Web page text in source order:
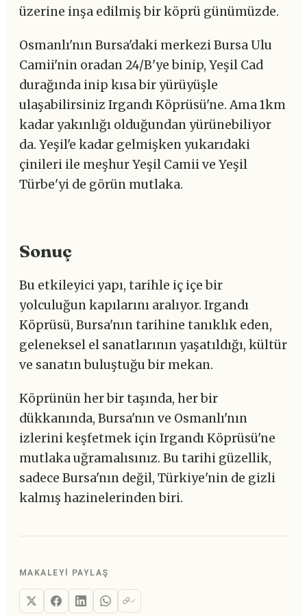
üzerine inşa edilmiş bir köprü günümüzde.
Osmanlı'nın Bursa'daki merkezi Bursa Ulu
Camii'nin oradan 24/B'ye binip, Yeşil Cad
durağında inip kısa bir yürüyüşle
ulaşabilirsiniz Irgandı Köprüsü'ne. Ama 1km
kadar yakınlığı olduğundan yürünebiliyor
da. Yeşil'e kadar gelmişken yukarıdaki
çinileri ile meşhur Yeşil Camii ve Yeşil
Türbe'yi de görün mutlaka.
Sonuç
Bu etkileyici yapı, tarihle iç içe bir
yolculuğun kapılarını aralıyor. Irgandı
Köprüsü, Bursa'nın tarihine tanıklık eden,
geleneksel el sanatlarının yaşatıldığı, kültür
ve sanatın buluştuğu bir mekan.
Köprünün her bir taşında, her bir
dükkanında, Bursa'nın ve Osmanlı'nın
izlerini keşfetmek için Irgandı Köprüsü'ne
mutlaka uğramalısınız. Bu tarihi güzellik,
sadece Bursa'nın değil, Türkiye'nin de gizli
kalmış hazinelerinden biri.
MAKALEYI PAYLAŞ